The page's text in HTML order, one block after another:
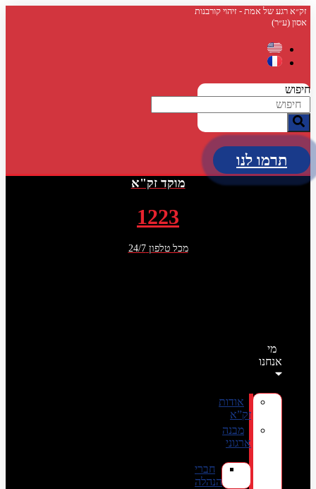
דלג
לתוכן
זק״א רגע של אמת - זיהוי קורבנות
אסון (ע״ר)
חיפוש
תרמו לנו
מוקד זק"א
1223
מכל טלפון 24/7
מי
אנחנו
אודות
זק”א
מבנה
ארגוני
חברי
הנהלה